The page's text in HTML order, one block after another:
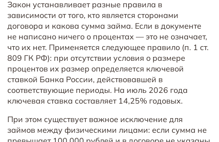
Закон устанавливает разные правила в
зависимости от того, кто является сторонами
договора и какова сумма займа. Если в документе
не написано ничего о процентах — это не означает,
что их нет. Применяется следующее правило (п. 1 ст.
809 ГК РФ): при отсутствии условия о размере
процентов их размер определяется ключевой
ставкой Банка России, действовавшей в
соответствующие периоды. На июль 2026 года
ключевая ставка составляет 14,25% годовых.
При этом существует важное исключение для
займов между физическими лицами: если сумма не